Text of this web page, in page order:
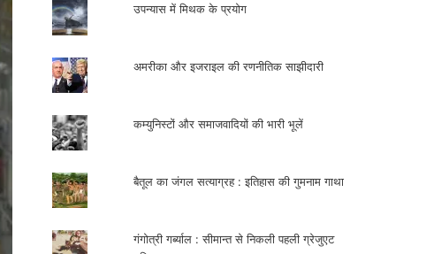
उपन्यास में मिथक के प्रयोग
अमरीका और इजराइल की रणनीतिक साझीदारी
कम्युनिस्टों और समाजवादियों की भारी भूलें
बैतूल का जंगल सत्याग्रह : इतिहास की गुमनाम गाथा
गंगोत्री गर्ब्याल : सीमान्त से निकली पहली ग्रेजुएट